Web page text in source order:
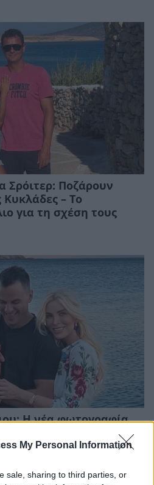
My Personal Information
sale, sharing to third parties, or
Σρόιτερ: Ποζάρουν
Κυκλάδες – Το
για τη σχέση τους
Η νέα φωτογραφία
επιστροφή τους στην